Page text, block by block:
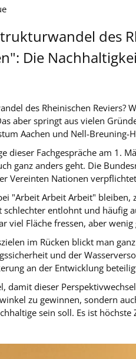
des
Die
des Rheinischen
aber springt aus vielen
Aachen und Nell-Breuning-
dieser Fachgespräche am 1.
ganz anders geht. Die
Vereinten Nationen
"Arbeit Arbeit Arbeit"
entlohnt und häufig
viel Fläche fressen, aber
im Rücken blickt man
und der
an der Entwicklung
damit dieser
zu gewinnen, sondern
sein soll. Es ist